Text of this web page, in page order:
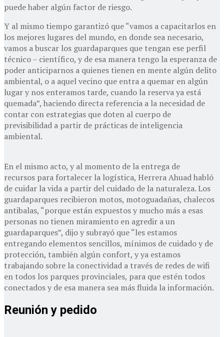
puede haber algún factor de riesgo.
Y al mismo tiempo garantizó que “vamos a capacitarlos en
los mejores lugares del mundo, en donde sea necesario,
vamos a buscar los guardaparques que tengan ese perfil
técnico – científico, y de esa manera tengo la esperanza de
poder anticiparnos a quienes tienen en mente algún delito
ambiental, o a aquel vecino que entra a quemar en algún
lugar y nos enteramos tarde, cuando la reserva ya está
quemada”, haciendo directa referencia a la necesidad de
contar con estrategias que doten al cuerpo de
previsibilidad a partir de prácticas de inteligencia
ambiental.
En el mismo acto, y al momento de la entrega de
recursos para fortalecer la logística, Herrera Ahuad habló
de cuidar la vida a partir del cuidado de la naturaleza. Los
guardaparques recibieron motos, motoguadañas, chalecos
antibalas, “porque están expuestos y mucho más a esas
personas no tienen miramiento en agredir a un
guardaparques”, dijo y subrayó que “les estamos
entregando elementos sencillos, mínimos de cuidado y de
protección, también algún confort, y ya estamos
trabajando sobre la conectividad a través de redes de wifi
en todos los parques provinciales, para que estén todos
conectados y de esa manera sea más fluida la información.
Reunión y pedido